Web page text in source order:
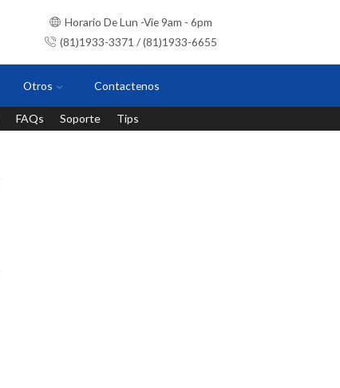
Horario De Lun -Vie 9am - 6pm
(81)1933-3371 / (81)1933-6655
Otros Contactenos
FAQs Soporte Tips